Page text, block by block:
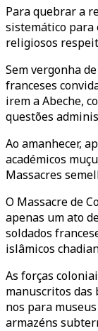
Para quebrar a
sistemático para
religiosos
Sem vergonha
franceses
irem a Abeche,
questões
Ao amanhecer,
académicos
Massacres
O Massacre de
apenas um ato
soldados
islâmicos
As forças
manuscritos das
nos para
armazéns